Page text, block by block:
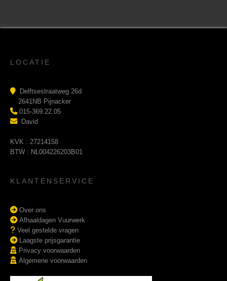
LOCATIE
Delftsestraatweg 26d
2641NB Pijnacker
015-369.22.05
David
KVK : 27214158
BTW : NL004226203B01
KLANTENSERVICE
Over ons
Afhaaldagen Vuurwerk
Veel gestelde vragen
Laagste prijsgarantie
Privacy voorwaarden
Algemene voorwaarden